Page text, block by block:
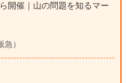
開催｜山の問題を知るマー
）